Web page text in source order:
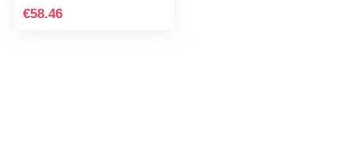
€58.46